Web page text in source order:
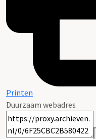
Printen
Duurzaam webadres